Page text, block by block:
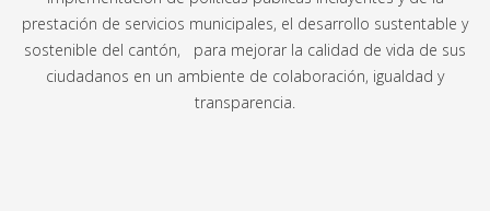
prestación de servicios municipales, el desarrollo sustentable y
sostenible del cantón, para mejorar la calidad de vida de sus
ciudadanos en un ambiente de colaboración, igualdad y
transparencia.